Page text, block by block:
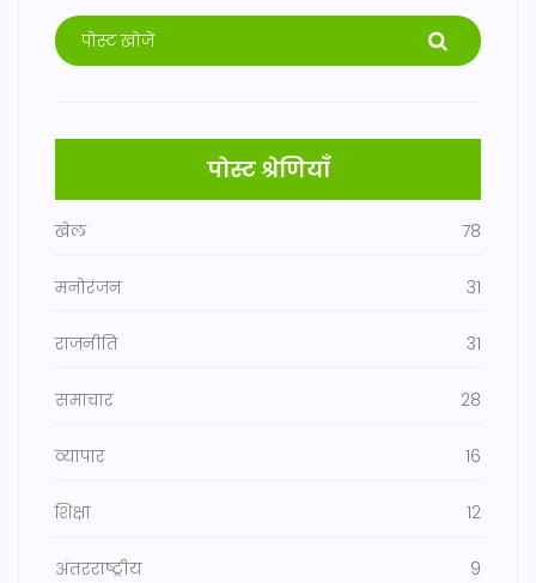
पोस्ट श्रेणियाँ
खेल 78
मनोरंजन 31
राजनीति 31
समाचार 28
व्यापार 16
शिक्षा 12
अंतरराष्ट्रीय 9